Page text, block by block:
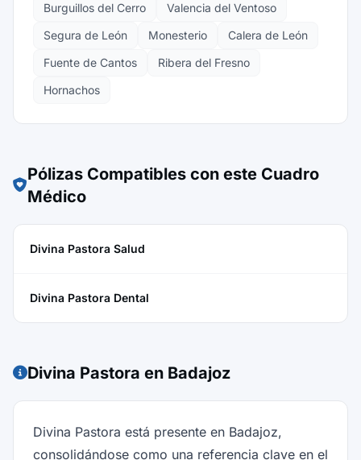
Burguillos del Cerro
Valencia del Ventoso
Segura de León
Monesterio
Calera de León
Fuente de Cantos
Ribera del Fresno
Hornachos
Pólizas Compatibles con este Cuadro
Médico
Divina Pastora Salud
Divina Pastora Dental
Divina Pastora en Badajoz
Divina Pastora está presente en Badajoz,
consolidándose como una referencia clave en el